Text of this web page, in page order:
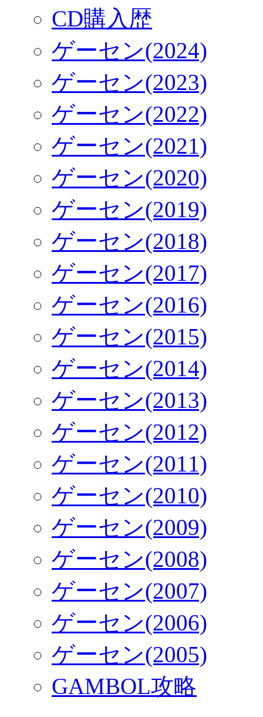
CD購入歴
ゲーセン(2024)
ゲーセン(2023)
ゲーセン(2022)
ゲーセン(2021)
ゲーセン(2020)
ゲーセン(2019)
ゲーセン(2018)
ゲーセン(2017)
ゲーセン(2016)
ゲーセン(2015)
ゲーセン(2014)
ゲーセン(2013)
ゲーセン(2012)
ゲーセン(2011)
ゲーセン(2010)
ゲーセン(2009)
ゲーセン(2008)
ゲーセン(2007)
ゲーセン(2006)
ゲーセン(2005)
GAMBOL攻略